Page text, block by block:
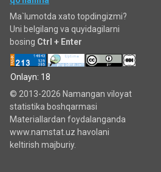
Ma`lumotda xato topdingizmi?
Uni belgilang va quyidagilarni
bosing Ctrl + Enter
Onlayn: 18
© 2013-2026 Namangan viloyat
statistika boshqarmasi
Materiallardan foydalanganda
www.namstat.uz havolani
keltirish majburiy.